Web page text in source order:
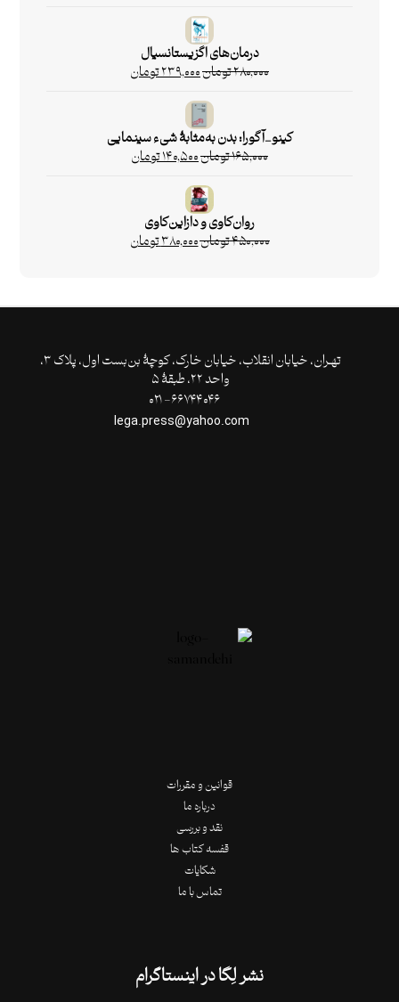
درمان‌های اگزیستانسیال
۲۸۰,۰۰۰تومان۲۳۹,۰۰۰تومان
کینو_آگورا: بدن به‌مثابۀ شیء سینمایی
۱۶۵,۰۰۰تومان۱۴۰,۵۰۰تومان
روان‌کاوی و دازاین‌کاوی
۴۵۰,۰۰۰تومان۳۸۰,۰۰۰تومان
تهـران،‌ خیابان انقلاب، خیابان خارک، کوچۀ بن‌بست اول، پلاک ۳،
واحد ۲۲، طبقۀ ۵
قوانین و مقررات
درباره ما
نقد و بررسی
قفسه کتاب ها
شکایات
تماس با ما
نشر لِگا در اینستاگرام